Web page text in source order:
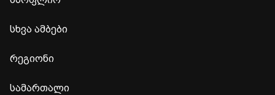
სხვა ამბები
რეგიონი
სამართალი